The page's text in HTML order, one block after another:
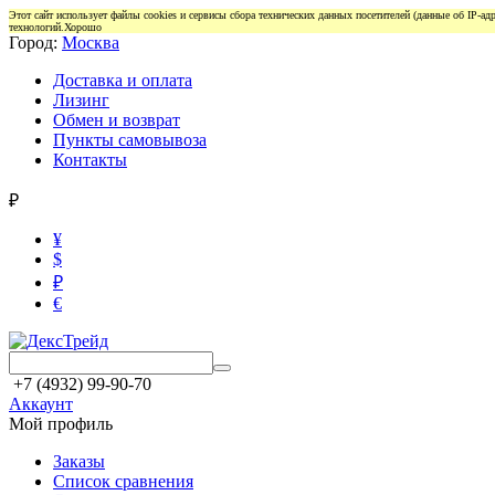
Этот сайт использует файлы cookies и сервисы сбора технических данных посетителей (данные об IP-
технологий. Хорошо
Город: Москва
Доставка и оплата
Лизинг
Обмен и возврат
Пункты самовывоза
Контакты
₽
¥
$
₽
€
+7 (4932) 99-90-70
Аккаунт
Мой профиль
Заказы
Список сравнения